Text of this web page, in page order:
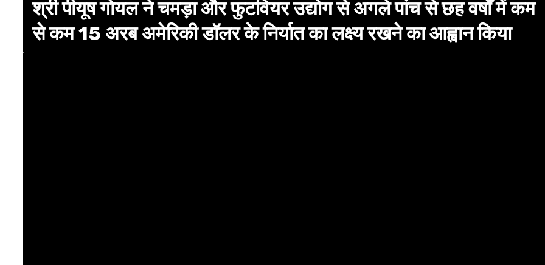
श्री पीयूष गोयल ने चमड़ा और फुटवियर उद्योग से अगले पांच से छह वर्षों में कम
से कम 15 अरब अमेरिकी डॉलर के निर्यात का लक्ष्य रखने का आह्वान किया